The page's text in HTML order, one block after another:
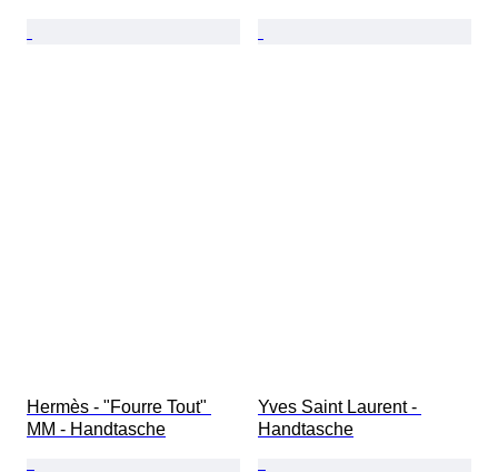
Hermès - "Fourre Tout"
MM - Handtasche
Yves Saint Laurent -
Handtasche